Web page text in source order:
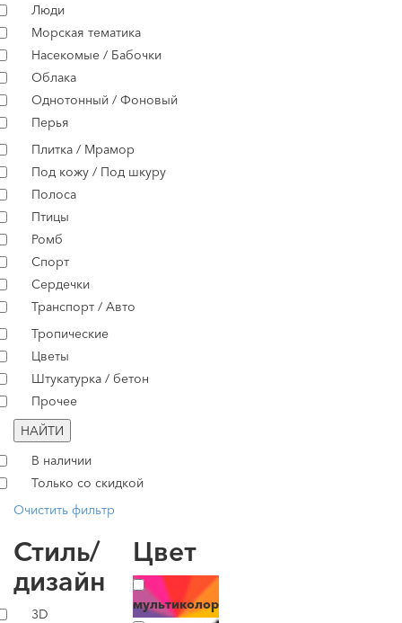
Люди
Морская тематика
Насекомые / Бабочки
Облака
Однотонный / Фоновый
Перья
Плитка / Мрамор
Под кожу / Под шкуру
Полоса
Птицы
Ромб
Спорт
Сердечки
Транспорт / Авто
Тропические
Цветы
Штукатурка / бетон
Прочее
НАЙТИ
В наличии
Только со скидкой
Очистить фильтр
Стиль/
дизайн
3D
Цвет
мультиколор